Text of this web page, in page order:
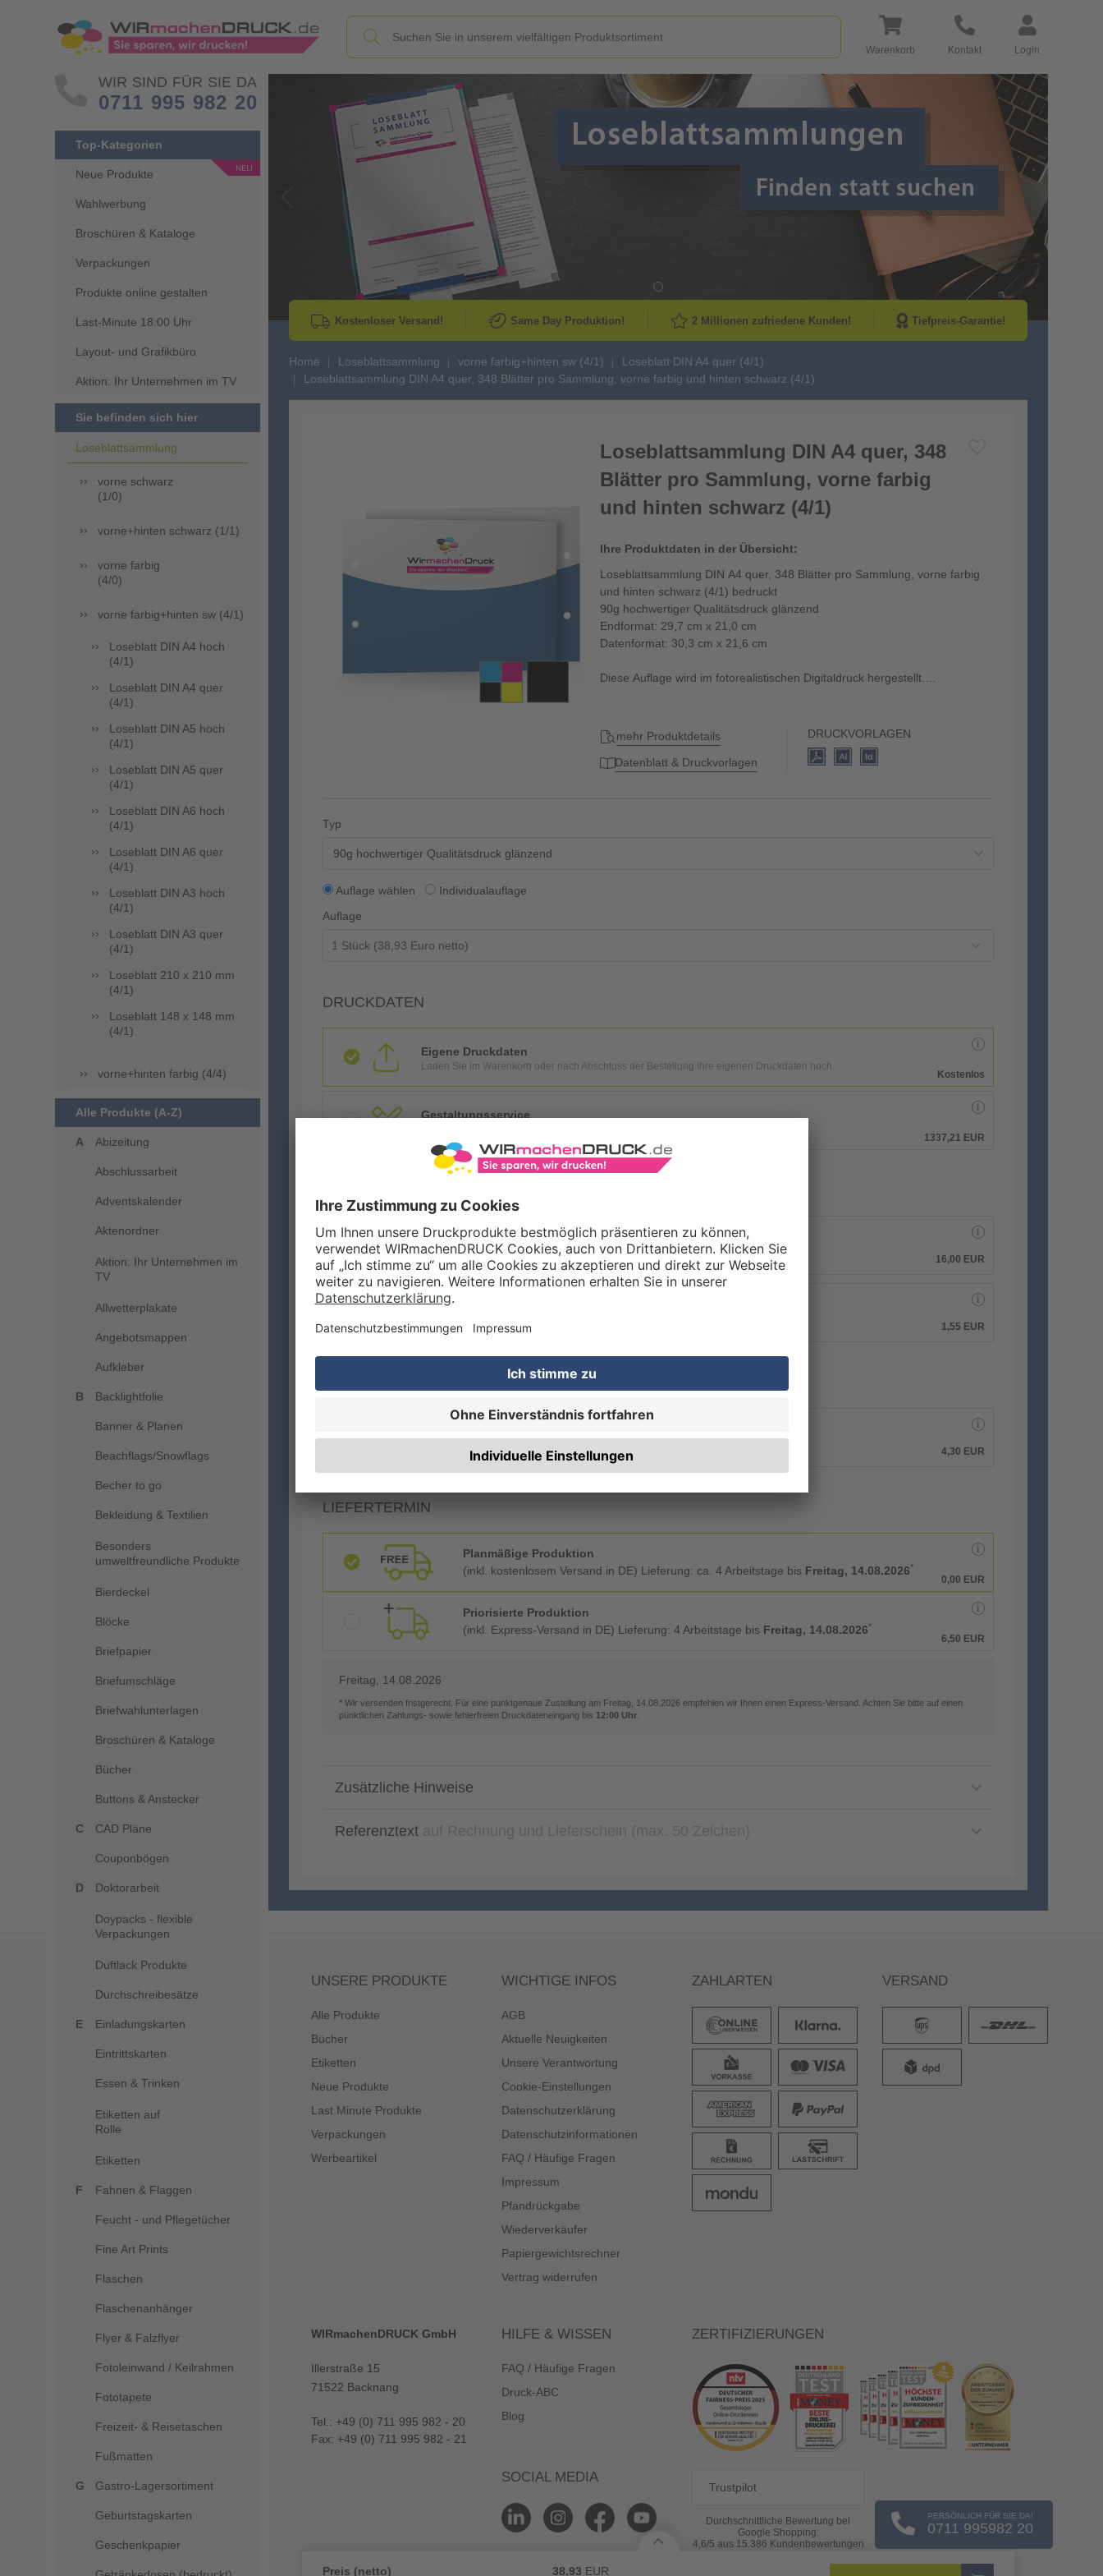
Warenkorb Kontakt Login
WIR SIND FÜR SIE DA
0711 995 982 20
Top-Kategorien
Neue Produkte
Wahlwerbung
Broschüren & Kataloge
Verpackungen
Produkte online gestalten
Last-Minute 18:00 Uhr
Layout- und Grafikbüro
Aktion: Ihr Unternehmen im TV
Sie befinden sich hier
Loseblattsammlung
vorne schwarz
(1/0)
vorne+hinten schwarz (1/1)
vorne farbig
(4/0)
vorne farbig+hinten sw (4/1)
Loseblatt DIN A4 hoch
(4/1)
Loseblatt DIN A4 quer
(4/1)
Loseblatt DIN A5 hoch
(4/1)
Loseblatt DIN A5 quer
(4/1)
Loseblatt DIN A6 hoch
(4/1)
Loseblatt DIN A6 quer
(4/1)
Loseblatt DIN A3 hoch
(4/1)
Loseblatt DIN A3 quer
(4/1)
Loseblatt 210 x 210 mm
(4/1)
Loseblatt 148 x 148 mm
(4/1)
vorne+hinten farbig (4/4)
Alle Produkte (A-Z)
Abizeitung
Abschlussarbeit
Adventskalender
Aktenordner
Aktion: Ihr Unternehmen im
TV
Allwetterplakate
Angebotsmappen
Aufkleber
Backlightfolie
Banner & Planen
Beachflags/Snowflags
Becher to go
Bekleidung & Textilien
Besonders
umweltfreundliche Produkte
Bierdeckel
Blöcke
Briefpapier
Briefumschläge
Briefwahlunterlagen
Broschüren & Kataloge
Bücher
Buttons & Anstecker
CAD Pläne
Couponbögen
Doktorarbeit
Doypacks - flexible
Verpackungen
Duftlack Produkte
Durchschreibesätze
Einladungskarten
Eintrittskarten
Essen & Trinken
Etiketten auf
Rolle
Etiketten
Fahnen & Flaggen
Feucht - und Pflegetücher
Fine Art Prints
Flaschen
Flaschenanhänger
Flyer & Falzflyer
Fotoleinwand / Keilrahmen
Fototapete
Freizeit- & Reisetaschen
Fußmatten
Gastro-Lagersortiment
Geburtstagskarten
Geschenkpapier
Go to Previous Slide Go to Next
Kostenloser Versand! Same Day Produktion! 2 Millionen zufriedene Kunden! Tiefpreis-Garantie!
Home Loseblattsammlung vorne farbig+hinten sw (4/1)
Loseblatt DIN A4 quer (4/1)
Loseblattsammlung DIN A4 quer, 348 Blätter pro Sammlung, vorne farbig und hinten schwarz (4/1)
Loseblattsammlung DIN A4 quer, 348
Blätter pro Sammlung, vorne farbig
und hinten schwarz (4/1)
Ihre Produktdaten in der Übersicht:
Loseblattsammlung DIN A4 quer, 348 Blätter pro Sammlung, vorne farbig
und hinten schwarz (4/1) bedruckt
90g hochwertiger Qualitätsdruck glänzend
Endformat: 29,7 cm x 21,0 cm
Datenformat: 30,3 cm x 21,6 cm
Diese Auflage wird im fotorealistischen Digitaldruck hergestellt.
mehr Produktdetails
Datenblatt & Druckvorlagen
DRUCKVORLAGEN
Typ
90g hochwertiger Qualitätsdruck glänzend
Auflage wählen
Individualauflage
Auflage
DRUCKDATEN
Eigene Druckdaten
Laden Sie im Warenkorb oder nach Abschluss der Bestellung Ihre eigenen Druckdaten hoch.
Kostenlos
Gestaltungsservice
1337,21 EUR
Qualitätskontrolle (von Experten empf.)
16,00 EUR
1,55 EUR
VERARBEITUNG & VEREDELUNG
Abheftlochung (2 Loch)
4,30 EUR
LIEFERTERMIN
Planmäßige Produktion
(inkl. kostenlosem Versand in DE) Lieferung: ca. 4 Arbeitstage bis Freitag, 14.08.2026*
0,00 EUR
Priorisierte Produktion
(inkl. Express-Versand in DE) Lieferung: 4 Arbeitstage bis Freitag, 14.08.2026*
6,50 EUR
Freitag, 14.08.2026
* Wir versenden fristgerecht. Für eine punktgenaue Zustellung am Freitag, 14.08.2026 empfehlen wir Ihnen einen Express-Versand. Achten Sie bitte auf einen
pünktlichen Zahlungs- sowie fehlerfreien Druckdateneingang bis 12:00 Uhr
Zusätzliche Hinweise
Referenztext
Preis (netto) 38,93 EUR
PERSÖNLICH FÜR SIE DA!
0711 995982 20
UNSERE PRODUKTE
Alle Produkte
Bücher
Etiketten
Neue Produkte
Last Minute Produkte
Verpackungen
Werbeartikel
WICHTIGE INFOS
AGB
Aktuelle Neuigkeiten
Unsere Verantwortung
Cookie-Einstellungen
Datenschutzerklärung
Datenschutzinformationen
FAQ / Häufige Fragen
Impressum
Pfandrückgabe
Wiederverkäufer
Papiergewichtsrechner
Vertrag widerrufen
ZAHLARTEN VERSAND
WIRmachenDRUCK GmbH
Illerstraße 15
71522 Backnang
Tel.: +49 (0) 711 995 982 - 20
Fax: +49 (0) 711 995 982 - 21
HILFE & WISSEN
FAQ / Häufige Fragen
Druck-ABC
Blog
SOCIAL MEDIA
ZERTIFIZIERUNGEN
Trustpilot
Durchschnittliche Bewertung bei
Google Shopping:
4,6/5 aus 15.386 Kundenbewertungen